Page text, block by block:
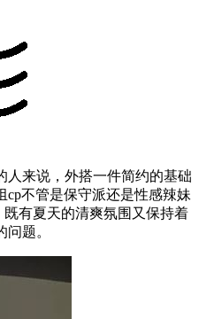
来说，外搭一件简约的基础
不管是保守派还是性感辣妹
有夏天的清爽氛围又保持着
题。